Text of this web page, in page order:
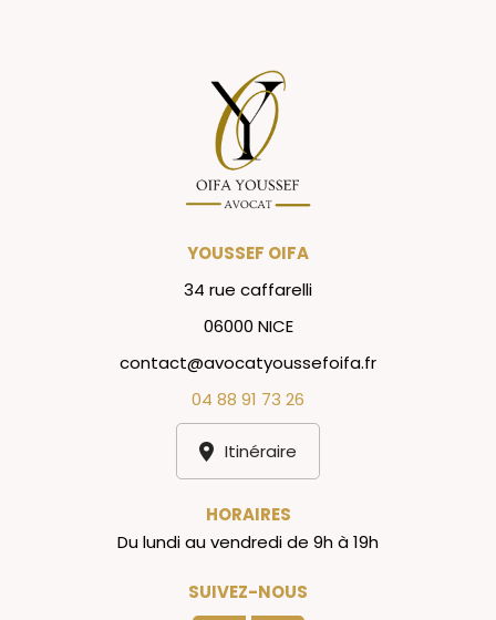
YOUSSEF OIFA
34 rue caffarelli
06000 NICE
contact@avocatyoussefoifa.fr
04 88 91 73 26
Itinéraire
HORAIRES
Du lundi au vendredi de 9h à 19h
SUIVEZ-NOUS